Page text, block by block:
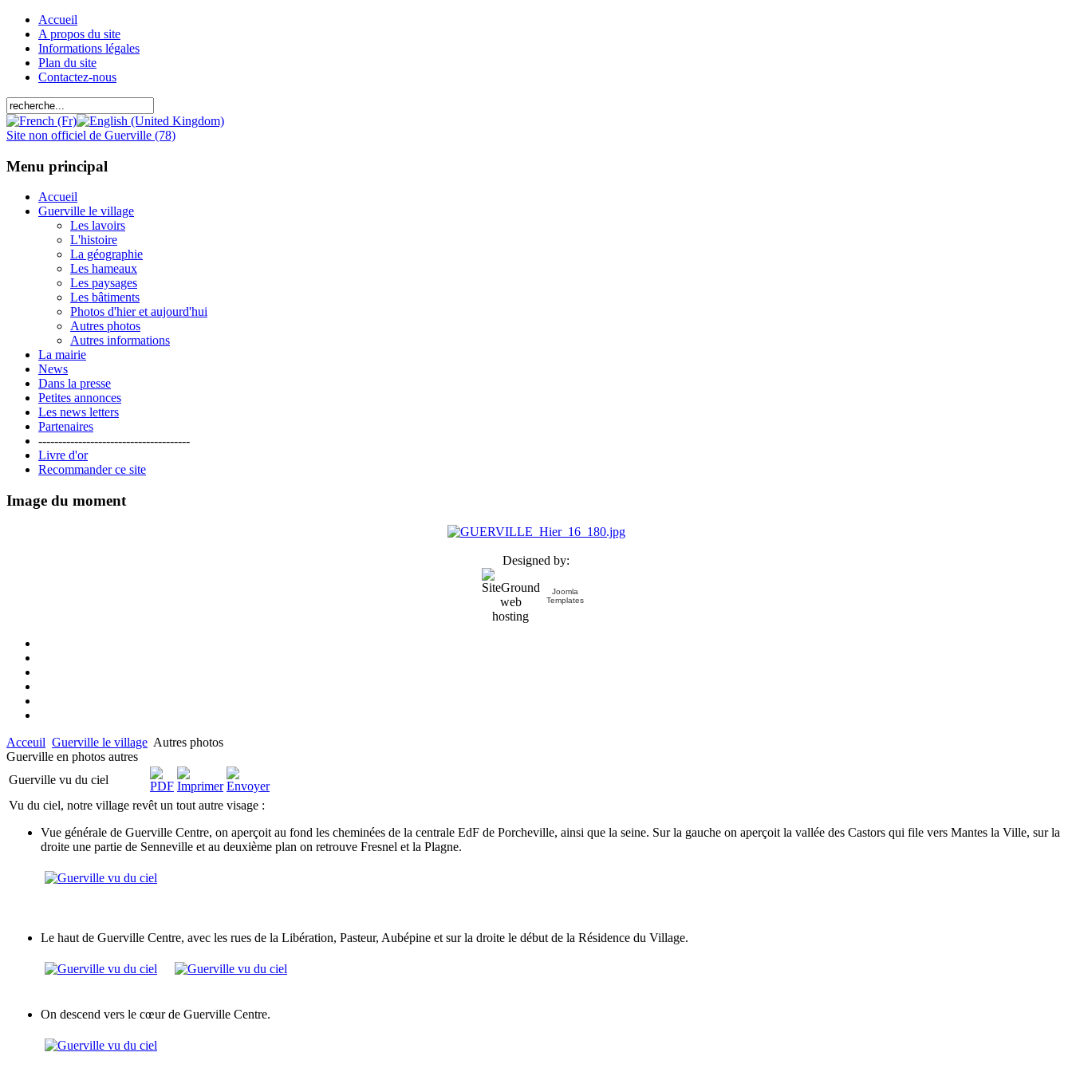
Accueil
A propos du site
Informations légales
Plan du site
Contactez-nous
Site non officiel de Guerville (78)
Menu principal
Accueil
Guerville le village
Les lavoirs
L'histoire
La géographie
Les hameaux
Les paysages
Les bâtiments
Photos d'hier et aujourd'hui
Autres photos
Autres informations
La mairie
News
Dans la presse
Petites annonces
Les news letters
Partenaires
--------------------------------------
Livre d'or
Recommander ce site
Image du moment
Designed by:
Joomla
Templates
Acceuil Guerville le village Autres photos
Guerville en photos autres
Guerville vu du ciel
Vu du ciel, notre village revêt un tout autre visage :
Vue générale de Guerville Centre, on aperçoit au fond les cheminées de la centrale EdF de Porcheville, ainsi que la seine. Sur la gauche on aperçoit la vallée des Castors qui file vers Mantes la Ville, sur la
droite une partie de Senneville et au deuxième plan on retrouve Fresnel et la Plagne.
Le haut de Guerville Centre, avec les rues de la Libération, Pasteur, Aubépine et sur la droite le début de la Résidence du Village.
On descend vers le cœur de Guerville Centre.